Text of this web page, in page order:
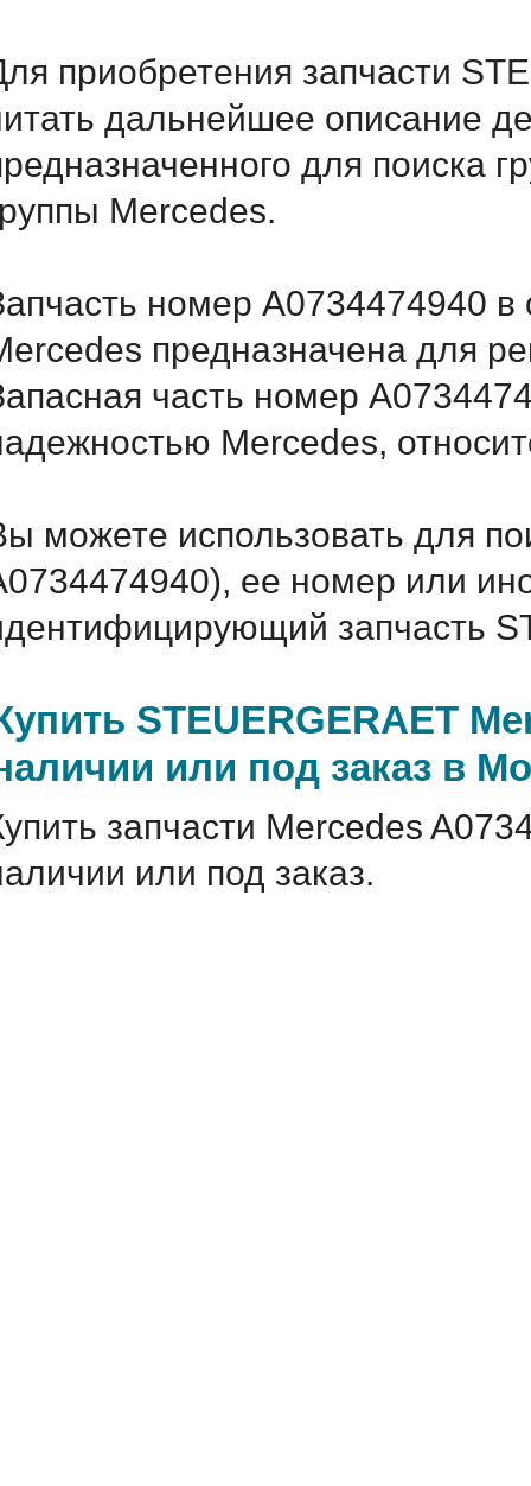
приобретения запчасти
дальнейшее описание
для поиска
Mercedes.
номер A0734474940 в
предназначена для
часть номер
Mercedes,
можете использовать для
ее номер или
запчасть
STEUERGERAET
или под заказ в
запчасти Mercedes
или под заказ.